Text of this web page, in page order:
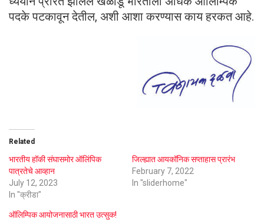
पदके पटकावून देतील, अशी आशा करण्यास काय हरकत आहे.
Related
भारतीय हॉकी संघासमोर ऑलिंपिक
पात्रतेचे आव्हान
July 12, 2023
In "क्रीडा"
जिल्ह्यात आयकॉनिक सप्ताहास प्रारंभ
February 7, 2022
In "sliderhome"
ऑलिम्पिक आयोजनासाठी भारत उत्सुक!